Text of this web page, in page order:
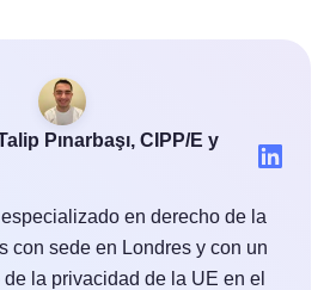
Pınarbaşı, CIPP/E y
en derecho de la
con sede en Londres y con un
la privacidad de la UE en el